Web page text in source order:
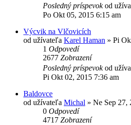
Posledný príspevokod
Po Okt 05, 2015 6:15 am
Výcvik na Vlčovicích
od užívateľa Karel Haman » Pi
1 Odpovedí
2677 Zobrazení
Posledný príspevokod
Pi Okt 02, 2015 7:36 am
Baldovce
od užívateľa Michal » Ne Sep 27,
0 Odpovedí
4717 Zobrazení